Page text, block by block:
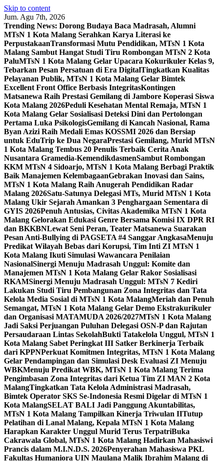
Skip to content
Jum. Agu 7th, 2026
Trending News: Dorong Budaya Baca Madrasah, Alumni
MTsN 1 Kota Malang Serahkan Karya Literasi ke
PerpustakaanTransformasi Mutu Pendidikan, MTsN 1 Kota
Malang Sambut Hangat Studi Tiru Rombongan MTsN 2 Kota
PaluMTsN 1 Kota Malang Gelar Upacara Kokurikuler Kelas 9,
Tebarkan Pesan Persatuan di Era DigitalTingkatkan Kualitas
Pelayanan Publik, MTsN 1 Kota Malang Gelar Bimtek
Excellent Front Office Berbasis IntegritasKontingen
Matsanewa Raih Prestasi Gemilang di Jambore Koperasi Siswa
Kota Malang 2026Peduli Kesehatan Mental Remaja, MTsN 1
Kota Malang Gelar Sosialisasi Deteksi Dini dan Pertolongan
Pertama Luka PsikologisGemilang di Kancah Nasional, Rama
Byan Azizi Raih Medali Emas KOSSMI 2026 dan Bersiap
untuk EduTrip ke Dua NegaraPrestasi Gemilang, Murid MTsN
1 Kota Malang Tembus 20 Penulis Terbaik Cerita Anak
Nusantara Gramedia-KemendikdasmenSambut Rombongan
KKM MTsN 4 Sidoarjo, MTsN 1 Kota Malang Berbagi Praktik
Baik Manajemen KelembagaanGebrakan Inovasi dan Sains,
MTsN 1 Kota Malang Raih Anugerah Pendidikan Radar
Malang 2026Satu-Satunya Delegasi MTs, Murid MTsN 1 Kota
Malang Ukir Sejarah Amankan 3 Penghargaan Sementara di
GYIS 2026Penuh Antusias, Civitas Akademika MTsN 1 Kota
Malang Gelorakan Edukasi Genre Bersama Komisi IX DPR RI
dan BKKBNLewat Seni Peran, Teater Matsanewa Suarakan
Pesan Anti-Bullying di PAGSETA #4 Sanggar AngkasaMenuju
Predikat Wilayah Bebas dari Korupsi, Tim Inti ZI MTsN 1
Kota Malang Ikuti Simulasi Wawancara Penilaian
NasionalSinergi Menuju Madrasah Unggul: Komite dan
Manajemen MTsN 1 Kota Malang Gelar Rakor Sosialisasi
RKAMSinergi Menuju Madrasah Unggul: MTsN 7 Kediri
Lakukan Studi Tiru Pembangunan Zona Integritas dan Tata
Kelola Media Sosial di MTsN 1 Kota MalangMeriah dan Penuh
Semangat, MTsN 1 Kota Malang Gelar Demo Ekstrakurikuler
dan Organisasi MATAMUDA 2026/2027MTsN 1 Kota Malang
Jadi Saksi Perjuangan Puluhan Delegasi OSN-P dan Rajutan
Persaudaraan Lintas SekolahBukti Tatakelola Unggul, MTsN 1
Kota Malang Sabet Peringkat III Satker Berkinerja Terbaik
dari KPPNPerkuat Komitmen Integritas, MTsN 1 Kota Malang
Gelar Pendampingan dan Simulasi Desk Evaluasi ZI Menuju
WBKMenuju Predikat WBK, MTsN 1 Kota Malang Terima
Pengimbasan Zona Integritas dari Ketua Tim ZI MAN 2 Kota
MalangTingkatkan Tata Kelola Administrasi Madrasah,
Bimtek Operator SKS Se-Indonesia Resmi Digelar di MTsN 1
Kota MalangSELAT BALI Jadi Panggung Akuntabilitas,
MTsN 1 Kota Malang Tampilkan Kinerja Triwulan IITutup
Pelatihan di Lanal Malang, Kepala MTsN 1 Kota Malang
Harapkan Karakter Unggul Murid Terus TerpatriBuka
Cakrawala Global, MTsN 1 Kota Malang Hadirkan Mahasiswi
Prancis dalam M.I.N.D.S. 2026Penyerahan Mahasiswa PKL
Fakultas Humaniora UIN Maulana Malik Ibrahim Malang di